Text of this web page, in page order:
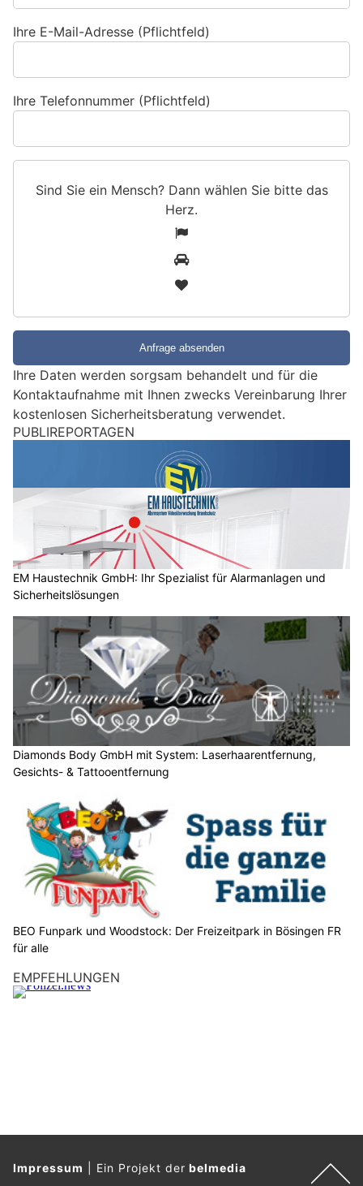
Ihre E-Mail-Adresse (Pflichtfeld)
Ihre Telefonnummer (Pflichtfeld)
Sind Sie ein Mensch? Dann wählen Sie bitte das
Herz.
e
i
n
M
e
c
h
D
a
n
n
e
S
i
b
i
t
e
a
s
e
Ihre Daten werden sorgsam behandelt und für die
Kontaktaufnahme mit Ihnen zwecks Vereinbarung Ihrer
kostenlosen Sicherheitsberatung verwendet.
PUBLIREPORTAGEN
EM Haustechnik GmbH: Ihr Spezialist für Alarmanlagen und
Sicherheitslösungen
Diamonds Body GmbH mit System: Laserhaarentfernung,
Gesichts- & Tattooentfernung
BEO Funpark und Woodstock: Der Freizeitpark in Bösingen FR
für alle
EMPFEHLUNGEN
Impressum Ein Projekt derbelmedia